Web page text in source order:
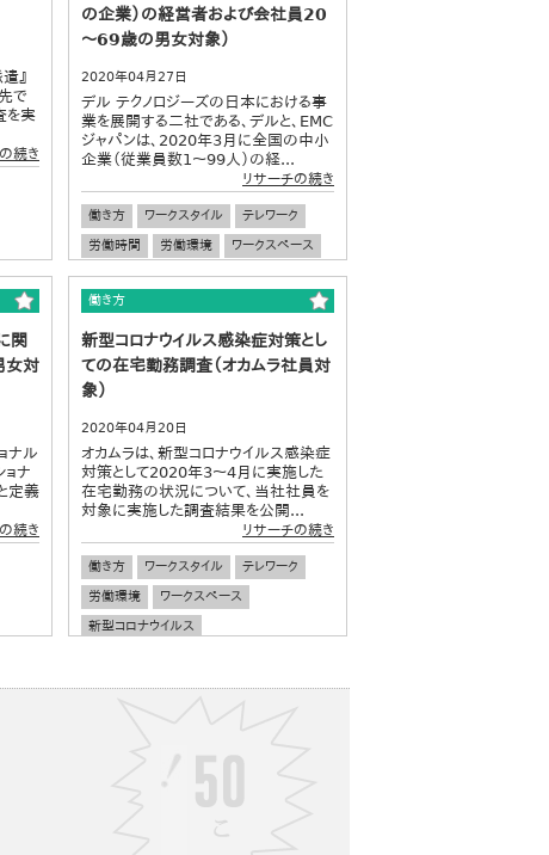
』
で
を実
続き
の企業）の経営者および会社員20
～69歳の男女対象）
2020年04月27日
デル テクノロジーズの日本における事
業を展開する二社である、デルと、EMC
ジャパンは、2020年3月に全国の中小
企業（従業員数1～99人）の経...
リサーチの続き
働き方 ワークスタイル
テレワーク
労働時間
労働環境
ワークスペース
中小企業
企業経営
関
女対
ナル
ョナ
定義
続き
働き方
新型コロナウイルス感染症対策とし
ての在宅勤務調査（オカムラ社員対
象）
2020年04月20日
オカムラは、新型コロナウイルス感染症
対策として2020年3～4月に実施した
在宅勤務の状況について、当社社員を
対象に実施した調査結果を公開...
リサーチの続き
働き方 ワークスタイル
テレワーク
労働環境
ワークスペース
新型コロナウイルス